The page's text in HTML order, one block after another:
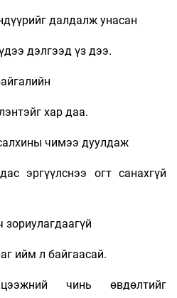
далдалж унасан
дэлгээд үз дээ.
хар даа.
чимээ дуулдаж
эргүүлснээ огт санахгүй
ийм л байгаасай.
чинь өвдөлтийг